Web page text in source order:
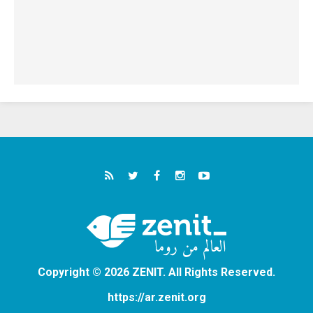
Copyright © 2026 ZENIT. All Rights Reserved.
https://ar.zenit.org